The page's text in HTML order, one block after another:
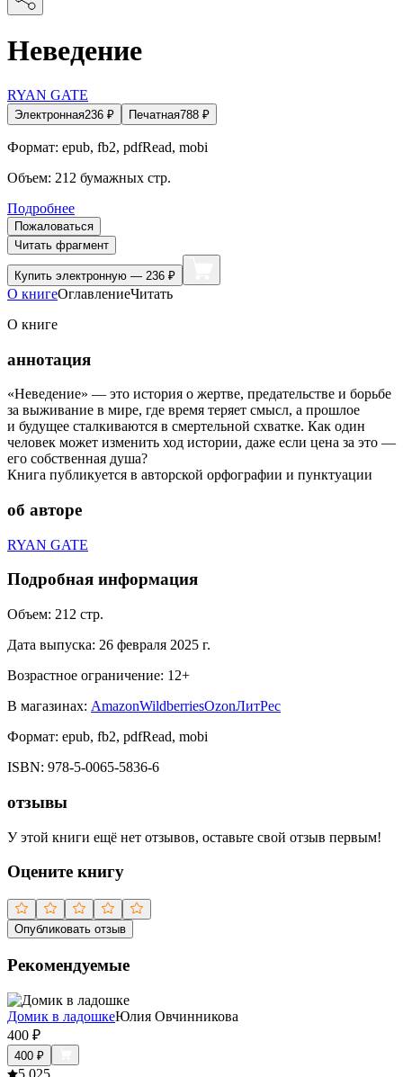
Неведение
RYAN GATE
Электронная236 ₽ Печатная788 ₽
Формат: epub, fb2, pdfRead, mobi
Объем: 212 бумажных стр.
Подробнее
Пожаловаться
Читать фрагмент
Купить электронную — 236 ₽
О книгеОглавлениеЧитать
О книге
аннотация
«Неведение» — это история о жертве, предательстве и борьбе
за выживание в мире, где время теряет смысл, а прошлое
и будущее сталкиваются в смертельной схватке. Как один
человек может изменить ход истории, даже если цена за это —
его собственная душа?
Книга публикуется в авторской орфографии и пунктуации
об авторе
RYAN GATE
Подробная информация
Объем: 212 стр.
Дата выпуска: 26 февраля 2025 г.
Возрастное ограничение: 12+
В магазинах: AmazonWildberriesOzonЛитРес
Формат: epub, fb2, pdfRead, mobi
ISBN: 978-5-0065-5836-6
отзывы
У этой книги ещё нет отзывов, оставьте свой отзыв первым!
Оцените книгу
Опубликовать отзыв
Рекомендуемые
Домик в ладошкеЮлия Овчинникова
400 ₽
400 ₽
5.025